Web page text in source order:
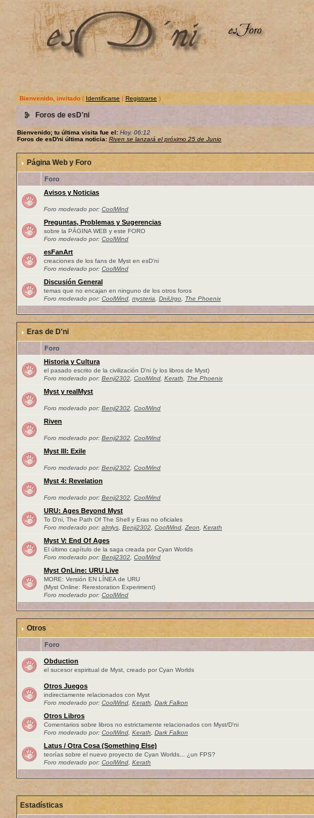
Bienvenido, invitado( Identificarse | Registrarse )
Foros de esD'ni
Bienvenido; tu última visita fue el: Hoy, 06:12
Foros de esD'ni última noticia: Riven se lanzará el próximo 25 de Junio
Página Web y Foro
Foro
Avisos y Noticias
Foro moderado por: CoolWind
Preguntas, Problemas y Sugerencias
sobre la PÁGINA WEB y este FORO
Foro moderado por: CoolWind
esFanArt
creaciones de los fans de Myst en esD'ni
Foro moderado por: CoolWind
Discusión General
temas que no encajan en ninguno de los otros foros
Foro moderado por: CoolWind, mysteria DniUrgo, The Phoenix
Eras de D'ni
Foro
Historia y Cultura
el pasado escrito de la civilización D'ni (y los libros de Myst)
Foro moderado por: Benji2302, CoolWind, Kerath The Phoenix
Myst y realMyst
Foro moderado por: Benji2302, CoolWind
Riven
Foro moderado por: Benji2302, CoolWind
Myst III: Exile
Foro moderado por: Benji2302, CoolWind
Myst 4: Revelation
Foro moderado por: Benji2302, CoolWind
URU: Ages Beyond Myst
To D'ni, The Path Of The Shell y Eras no oficiales
Foro moderado por: almlys, Benji2302, CoolWind, Zeon Kerath
Myst V: End Of Ages
El último capítulo de la saga creada por Cyan Worlds
Foro moderado por: Benji2302, CoolWind
Myst OnLine: URU Live
MORE: Versión EN LÍNEA de URU
(Myst Online: Rerestoration Experiment)
Foro moderado por: CoolWind
Otros
Foro
Obduction
el sucesor espiritual de Myst, creado por Cyan Worlds
Otros Juegos
indirectamente relacionados con Myst
Foro moderado por: CoolWind, Kerath Dark Falkon
Otros Libros
Comentarios sobre libros no estrictamente relacionados con Myst/D'ni
Foro moderado por: CoolWind, Kerath Dark Falkon
Latus / Otra Cosa (Something Else)
teorías sobre el nuevo proyecto de Cyan Worlds... ¿un FPS?
Foro moderado por: CoolWind, Kerath
Estadísticas